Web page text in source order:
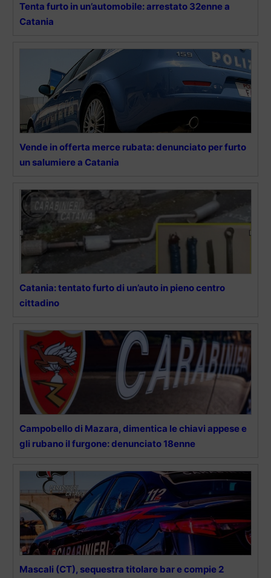
Tenta furto in un’automobile: arrestato 32enne a
Catania
Vende in offerta merce rubata: denunciato per furto
un salumiere a Catania
Catania: tentato furto di un’auto in pieno centro
cittadino
Campobello di Mazara, dimentica le chiavi appese e
gli rubano il furgone: denunciato 18enne
Mascali (CT), sequestra titolare bar e compie 2